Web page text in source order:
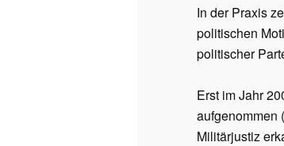
In der Praxis
politischen
politischer
Erst im Jahr
aufgenommen
Militärjustiz